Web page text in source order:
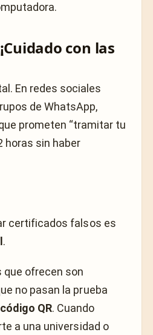
con las
En redes sociales
de WhatsApp,
prometen “tramitar tu
horas sin haber
certificados falsos es
.
ofrecen son
no pasan la prueba
QR. Cuando
a una universidad o